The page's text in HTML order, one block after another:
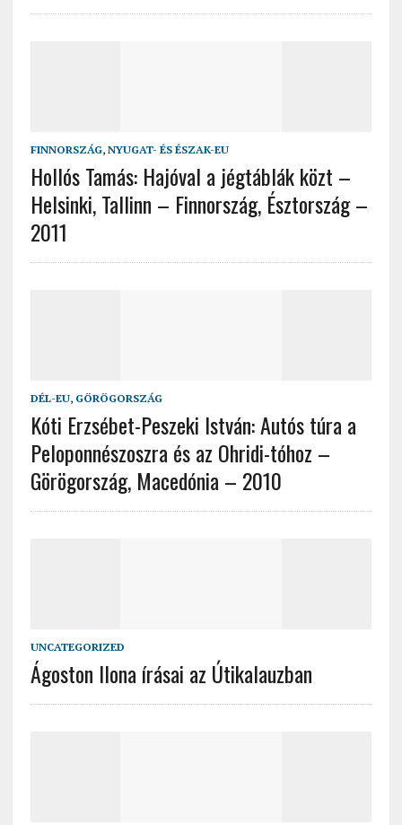
FINNORSZÁG, NYUGAT- ÉS ÉSZAK-EU
Hollós Tamás: Hajóval a jégtáblák közt –
Helsinki, Tallinn – Finnország, Észtország –
2011
DÉL-EU, GÖRÖGORSZÁG
Kóti Erzsébet-Peszeki István: Autós túra a
Peloponnészoszra és az Ohridi-tóhoz –
Görögország, Macedónia – 2010
UNCATEGORIZED
Ágoston Ilona írásai az Útikalauzban